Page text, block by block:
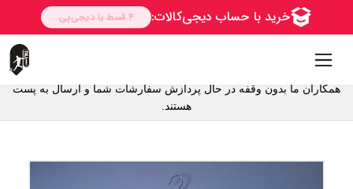
همکاران ما بدون وقفه در حال پردازش سفارشات شما و ارسال به پست
هستند.